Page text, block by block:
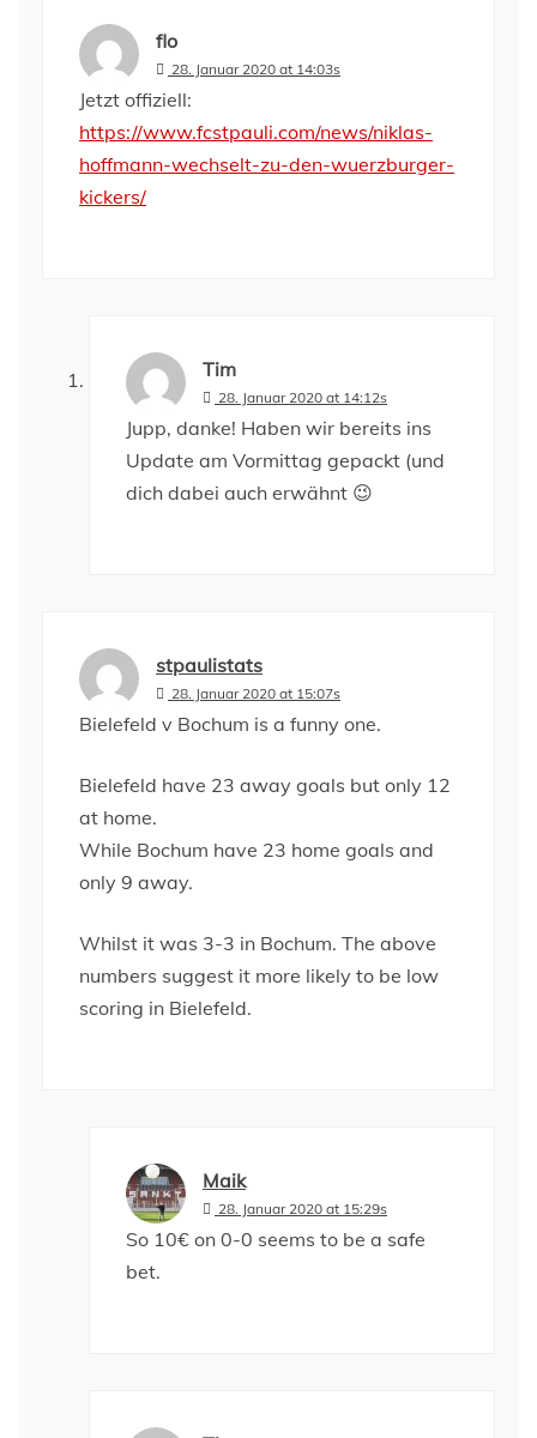
flo
28. Januar 2020 at 14:03s
Jetzt offiziell:
https://www.fcstpauli.com/news/niklas-
hoffmann-wechselt-zu-den-wuerzburger-
kickers/
Tim
28. Januar 2020 at 14:12s
Jupp, danke! Haben wir bereits ins
Update am Vormittag gepackt (und
dich dabei auch erwähnt 😉
stpaulistats
28. Januar 2020 at 15:07s
Bielefeld v Bochum is a funny one.
Bielefeld have 23 away goals but only 12
at home.
While Bochum have 23 home goals and
only 9 away.
Whilst it was 3-3 in Bochum. The above
numbers suggest it more likely to be low
scoring in Bielefeld.
Maik
28. Januar 2020 at 15:29s
So 10€ on 0-0 seems to be a safe
bet.